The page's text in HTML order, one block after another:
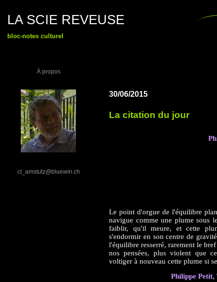
LA SCIE REVEUSE
bloc-notes culturel
À propos
cl_amstutz@bluewin.ch
30/06/2015
La citation du jour
Le point d'orgue de l'équilibre
navigue comme une plume sous
faiblir, qu'il meure, et cette
s'endormir en son centre de
l'équilibre resserré, rarement le
nos pensées, plus violent que
voltiger à nouveau cette plume si
Philippe Petit,